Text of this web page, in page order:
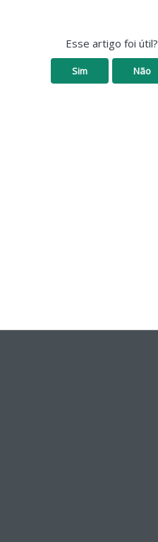
Esse artigo foi útil?
Sim Não